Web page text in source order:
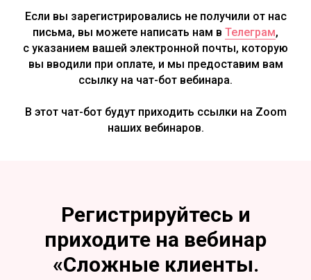
Если вы зарегистрировались не получили от нас
письма, вы можете написать нам в Телеграм,
с указанием вашей электронной почты, которую
вы вводили при оплате, и мы предоставим вам
ссылку на чат-бот вебинара.
В этот чат-бот будут приходить ссылки на Zoom
наших вебинаров.
Регистрируйтесь и
приходите на вебинар
«Сложные клиенты.